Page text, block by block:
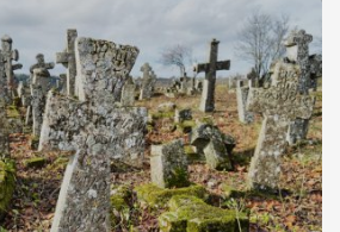
століття, є такі, де епітафії стер […]